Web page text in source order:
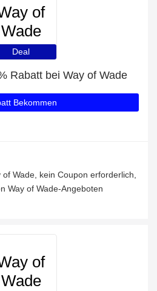
of
Wade
Deal
Rabatt bei Way of Wade
Bekommen
Wade, kein Coupon erforderlich,
Way of Wade-Angeboten
of
Wade